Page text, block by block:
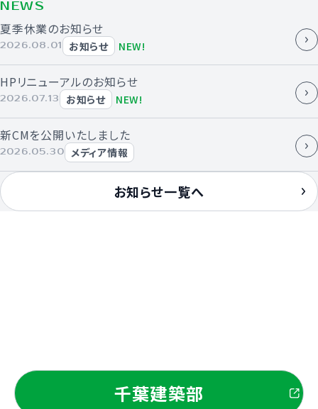
NEWS
夏季休業のお知らせ
2026.08.01 お知らせ NEW!
HPリニューアルのお知らせ
2026.07.13 お知らせ NEW!
新CMを公開いたしました
2026.05.30 メディア情報
お知らせ一覧へ
千葉建築部